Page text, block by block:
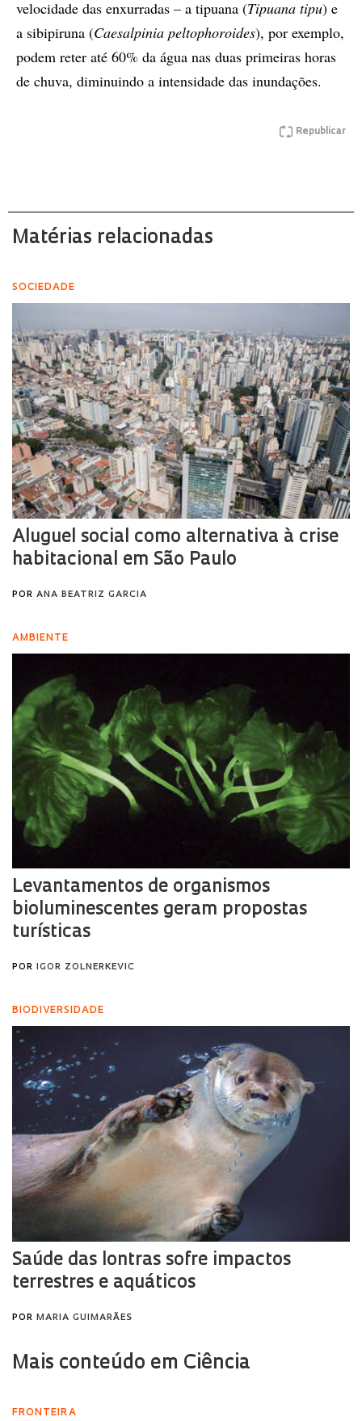
velocidade das enxurradas – a tipuana (Tipuana tipu) e
a sibipiruna (Caesalpinia peltophoroides), por exemplo,
podem reter até 60% da água nas duas primeiras horas
de chuva, diminuindo a intensidade das inundações.
Republicar